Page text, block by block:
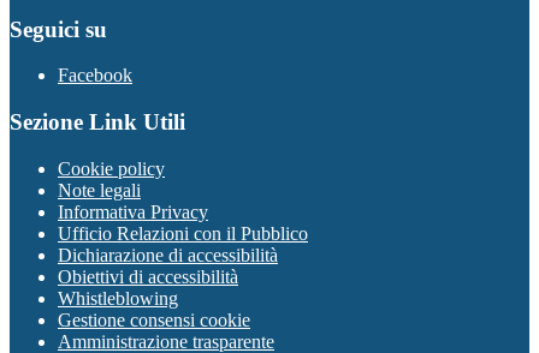
Seguici su
Facebook
Sezione Link Utili
Cookie policy
Note legali
Informativa Privacy
Ufficio Relazioni con il Pubblico
Dichiarazione di accessibilità
Obiettivi di accessibilità
Whistleblowing
Gestione consensi cookie
Amministrazione trasparente